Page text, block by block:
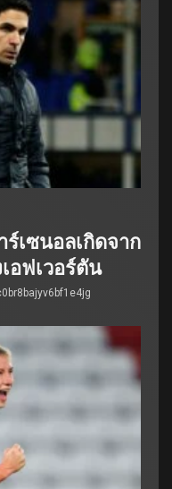
เซนอลเกิดจาก
อฟเวอร์ตัน